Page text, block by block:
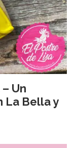
Un
La Bella y